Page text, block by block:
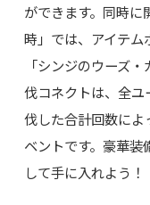
ができます。同時
時」では、アイテ
「シンジのウーズ
伐コネクトは、全
伐した合計回数によ
ベントです。豪華装
して手に入れよう！